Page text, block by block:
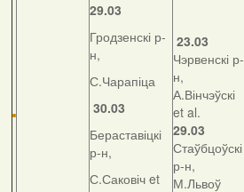
29.03
Гродзенскі р-
н,
С.Чарапіца
30.03
Бераставіцкі
р-н,
С.Саковіч et
23.03
Чэрвенскі р-
н,
А.Вінчэўскі
et al.
29.03
Стаўбцоўскі
р-н,
М.Львоў